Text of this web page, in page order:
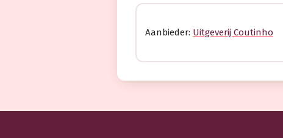
Aanbieder: Uitgeverij Coutinho